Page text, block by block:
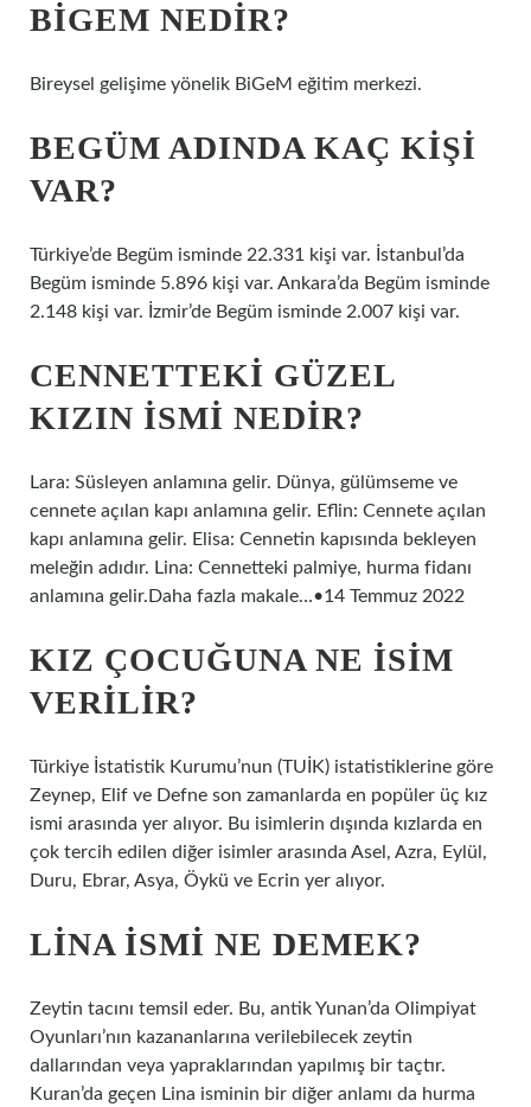
BIGEM NEDIR?
Bireysel gelişime yönelik BiGeM eğitim merkezi.
BEGÜM ADINDA KAÇ KIŞI
VAR?
Türkiye’de Begüm isminde 22.331 kişi var. İstanbul’da
Begüm isminde 5.896 kişi var. Ankara’da Begüm isminde
2.148 kişi var. İzmir’de Begüm isminde 2.007 kişi var.
CENNETTEKI GÜZEL
KIZIN ISMI NEDIR?
Lara: Süsleyen anlamına gelir. Dünya, gülümseme ve
cennete açılan kapı anlamına gelir. Eflin: Cennete açılan
kapı anlamına gelir. Elisa: Cennetin kapısında bekleyen
meleğin adıdır. Lina: Cennetteki palmiye, hurma fidanı
anlamına gelir.Daha fazla makale…•14 Temmuz 2022
KIZ ÇOCUĞUNA NE ISIM
VERILIR?
Türkiye İstatistik Kurumu’nun (TUİK) istatistiklerine göre
Zeynep, Elif ve Defne son zamanlarda en popüler üç kız
ismi arasında yer alıyor. Bu isimlerin dışında kızlarda en
çok tercih edilen diğer isimler arasında Asel, Azra, Eylül,
Duru, Ebrar, Asya, Öykü ve Ecrin yer alıyor.
LINA ISMI NE DEMEK?
Zeytin tacını temsil eder. Bu, antik Yunan’da Olimpiyat
Oyunları’nın kazananlarına verilebilecek zeytin
dallarından veya yapraklarından yapılmış bir taçtır.
Kuran’da geçen Lina isminin bir diğer anlamı da hurma